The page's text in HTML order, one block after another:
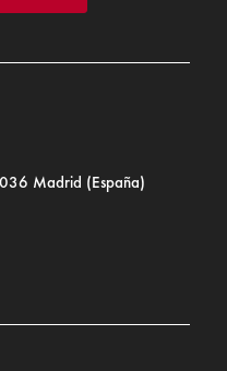
Madrid (España)